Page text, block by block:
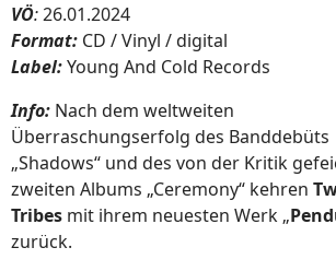
VÖ:26.01.2024
Format: CD / Vinyl / digital
Label:Young And Cold Records
Info: Nach dem weltweiten
Überraschungserfolg des Banddebüts
„Shadows“ und des von der Kritik
zweiten Albums „Ceremony“ kehren
Tribes mit ihrem neuesten Werk „
zurück.